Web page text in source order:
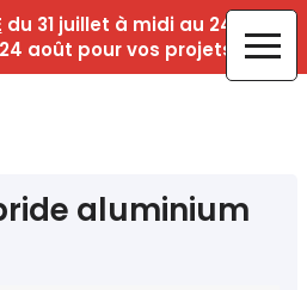
du 31 juillet à midi au 24 août
août pour vos projets !☀️
aluminium